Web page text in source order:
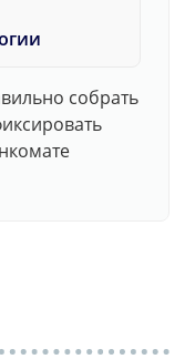
собрать
без споров.